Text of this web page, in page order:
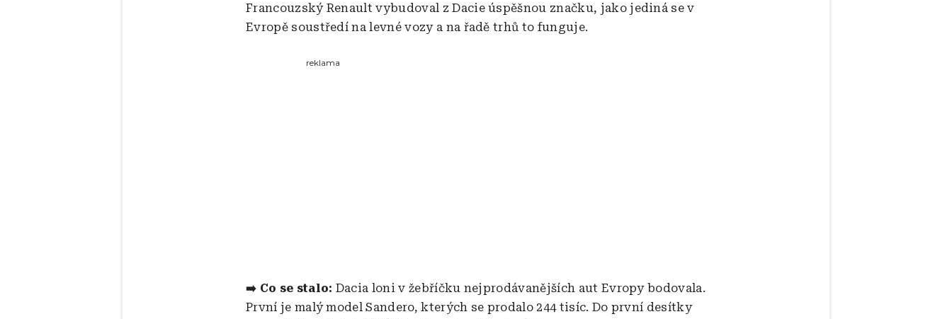
Francouzský Renault vybudoval z Dacie úspěšnou značku, jako jediná se v
Evropě soustředí na levné vozy a na řadě trhů to funguje.
reklama
➡️ Co se stalo: Dacia loni v žebříčku nejprodávanějších aut Evropy bodovala.
První je malý model Sandero, kterých se prodalo 244 tisíc. Do první desítky